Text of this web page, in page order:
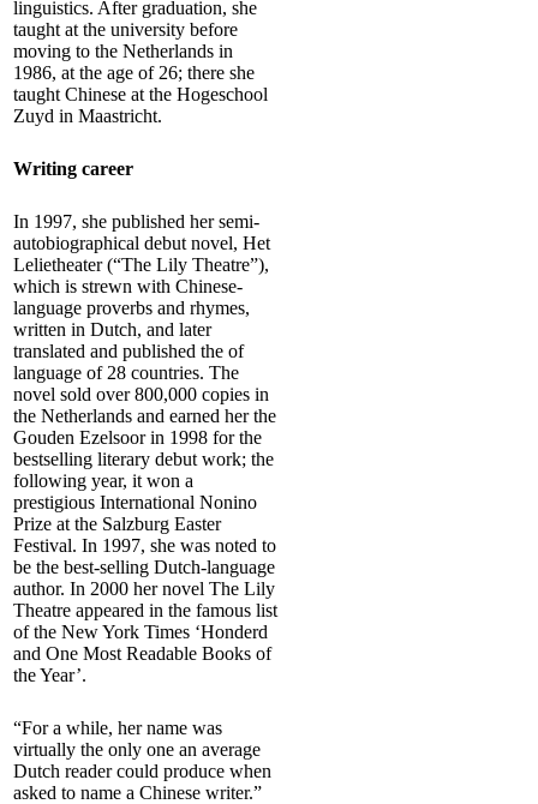
linguistics. After graduation, she
taught at the university before
moving to the Netherlands in
1986, at the age of 26; there she
taught Chinese at the Hogeschool
Zuyd in Maastricht.
Writing career
In 1997, she published her semi-
autobiographical debut novel, Het
Lelietheater (“The Lily Theatre”),
which is strewn with Chinese-
language proverbs and rhymes,
written in Dutch, and later
translated and published the of
language of 28 countries. The
novel sold over 800,000 copies in
the Netherlands and earned her the
Gouden Ezelsoor in 1998 for the
bestselling literary debut work; the
following year, it won a
prestigious International Nonino
Prize at the Salzburg Easter
Festival. In 1997, she was noted to
be the best-selling Dutch-language
author. In 2000 her novel The Lily
Theatre appeared in the famous list
of the New York Times ‘Honderd
and One Most Readable Books of
the Year’.
“For a while, her name was
virtually the only one an average
Dutch reader could produce when
asked to name a Chinese writer.”